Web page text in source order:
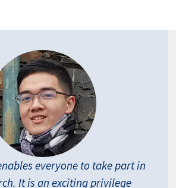
everyone to take part in
It is an exciting privilege